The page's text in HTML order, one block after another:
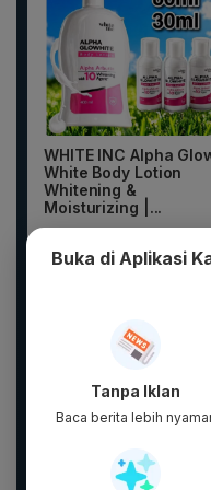
WHITE INC Alpha
White Body Lotion
Whitening &
Moisturizing |...
Basic Package -
Puragen hybrid-XT ( 5
Buka di Aplikasi
Tanpa Iklan
Baca berita lebih